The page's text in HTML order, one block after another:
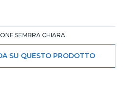
SEMBRA CHIARA
SU QUESTO PRODOTTO